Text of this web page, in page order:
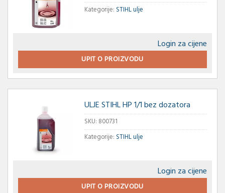
Kategorije: STIHL ulje
Login za cijene
UPIT O PROIZVODU
ULJE STIHL HP 1/1 bez dozatora
SKU: 800731
Kategorije: STIHL ulje
Login za cijene
UPIT O PROIZVODU